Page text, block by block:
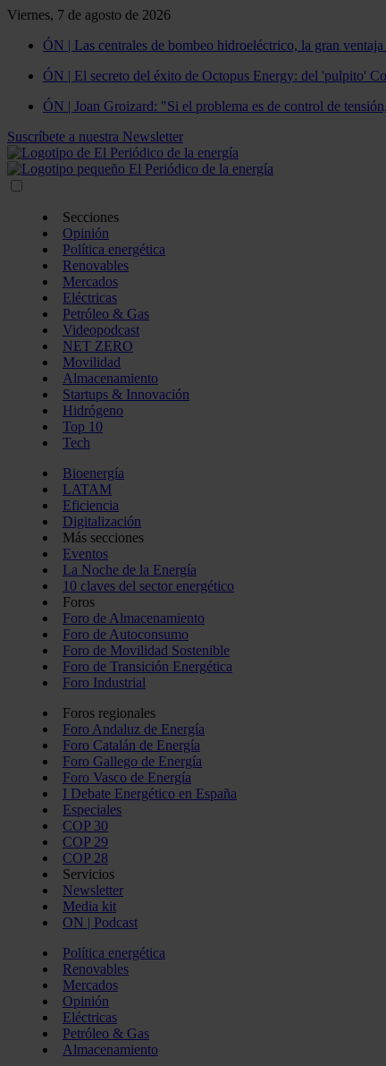
Viernes, 7 de agosto de 2026
ÓN | Las centrales de bombeo hidroeléctrico, la gran
ÓN | El secreto del éxito de Octopus Energy: del 'pulpito'
ÓN | Joan Groizard: "Si el problema es de control de
Suscríbete a nuestra Newsletter
Secciones
Opinión
Política energética
Renovables
Mercados
Eléctricas
Petróleo & Gas
Videopodcast
NET ZERO
Movilidad
Almacenamiento
Startups & Innovación
Hidrógeno
Top 10
Tech
Bioenergía
LATAM
Eficiencia
Digitalización
Más secciones
Eventos
La Noche de la Energía
10 claves del sector energético
Foros
Foro de Almacenamiento
Foro de Autoconsumo
Foro de Movilidad Sostenible
Foro de Transición Energética
Foro Industrial
Foros regionales
Foro Andaluz de Energía
Foro Catalán de Energía
Foro Gallego de Energía
Foro Vasco de Energía
I Debate Energético en España
Especiales
COP 30
COP 29
COP 28
Servicios
Newsletter
Media kit
ON | Podcast
Política energética
Renovables
Mercados
Opinión
Eléctricas
Petróleo & Gas
Almacenamiento